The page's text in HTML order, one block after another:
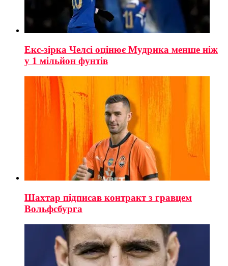
Екс-зірка Челсі оцінює Мудрика менше ніж
у 1 мільйон фунтів
Шахтар підписав контракт з гравцем
Вольфсбурга